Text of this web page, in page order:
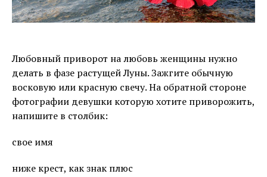
Любовный приворот на любовь женщины нужно
делать в фазе растущей Луны. Зажгите обычную
восковую или красную свечу. На обратной стороне
фотографии девушки которую хотите приворожить,
напишите в столбик:
свое имя
ниже крест, как знак плюс